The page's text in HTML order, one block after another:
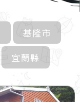
基隆市
宜蘭縣